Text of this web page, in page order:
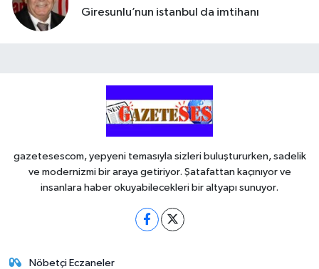
Giresunlu’nun istanbul da imtihanı
gazetesescom, yepyeni temasıyla sizleri buluştururken, sadelik
ve modernizmi bir araya getiriyor. Şatafattan kaçınıyor ve
insanlara haber okuyabilecekleri bir altyapı sunuyor.
Nöbetçi Eczaneler